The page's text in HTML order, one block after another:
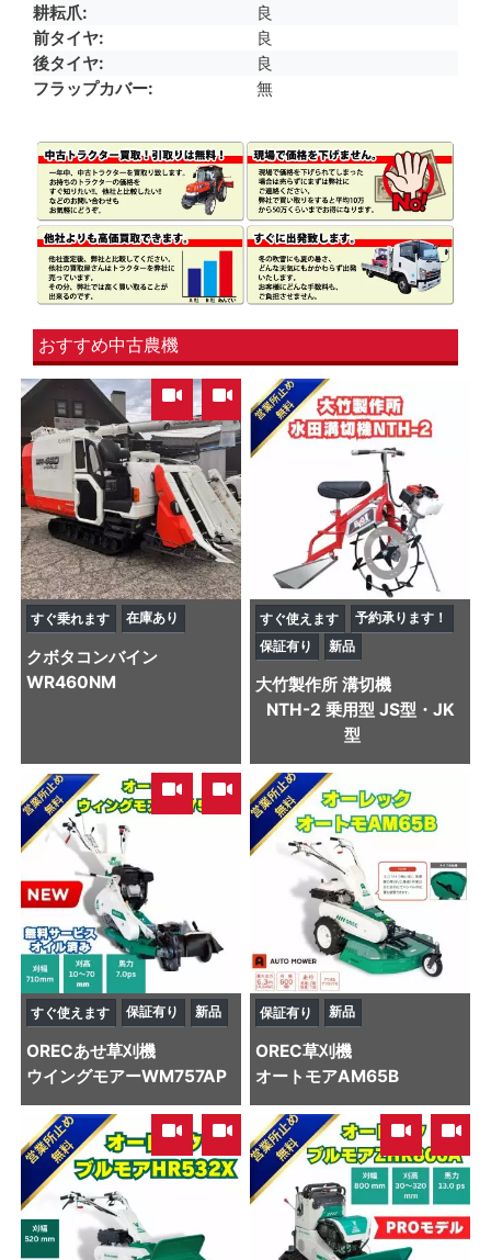
耕耘爪
良
前タイヤ
良
後タイヤ
良
フラップカバー
無
おすすめ中古農機
,
すぐ乗れます 在庫あり
クボタ コンバイン
WR460NM
すぐ使えます
予約承ります！
保証有り
新品
大竹製作所 溝切機
NTH-2 乗用型 JS型・JK
型
すぐ使えます 保証有り 新品
ORECあせ草刈機
ウイングモアーWM757AP
保証有り 新品
OREC草刈機
オートモアAM65B
, ,